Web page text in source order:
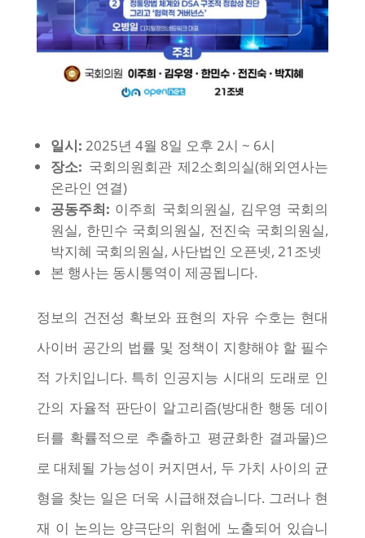
일시: 2025년 4월 8일 오후 2시 ~ 6시
장소: 국회의원회관 제2소회의실(해외연사는
온라인 연결)
공동주최: 이주희 국회의원실, 김우영 국회의
원실, 한민수 국회의원실, 전진숙 국회의원실,
박지혜 국회의원실, 사단법인 오픈넷, 21조넷
본 행사는 동시통역이 제공됩니다.
정보의 건전성 확보와 표현의 자유 수호는 현대
사이버 공간의 법률 및 정책이 지향해야 할 필수
적 가치입니다. 특히 인공지능 시대의 도래로 인
간의 자율적 판단이 알고리즘(방대한 행동 데이
터를 확률적으로 추출하고 평균화한 결과물)으
로 대체될 가능성이 커지면서, 두 가치 사이의 균
형을 찾는 일은 더욱 시급해졌습니다. 그러나 현
재 이 논의는 양극단의 위험에 노출되어 있습니